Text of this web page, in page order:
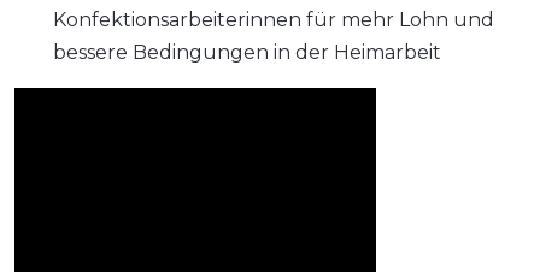
Konfektionsarbeiterinnen für mehr Lohn und
bessere Bedingungen in der Heimarbeit